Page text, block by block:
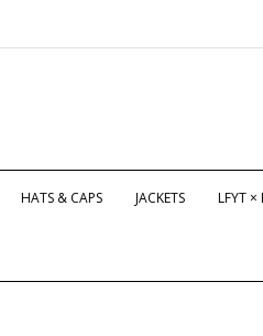
HATS & CAPS JACKETS LFYT ×